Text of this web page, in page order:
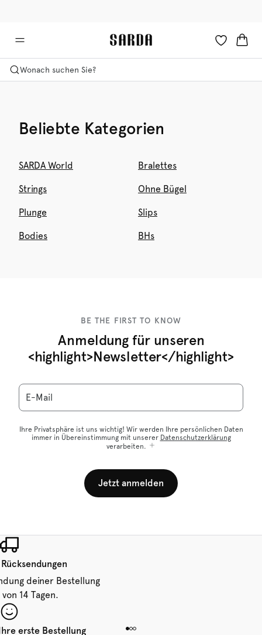
Wonach suchen Sie?
Beliebte Kategorien
SARDA World Bralettes
Strings Ohne Bügel
Plunge Slips
Bodies BHs
BE THE FIRST TO KNOW
Anmeldung für unseren
<highlight>Newsletter</highlight>
E-Mail
Ihre Privatsphäre ist uns wichtig! Wir werden Ihre persönlichen Daten
immer in Übereinstimmung mit unserer Datenschutzerklärung
verarbeiten.
Jetzt anmelden
deiner Bestellung
14 Tagen.
erste Bestellung